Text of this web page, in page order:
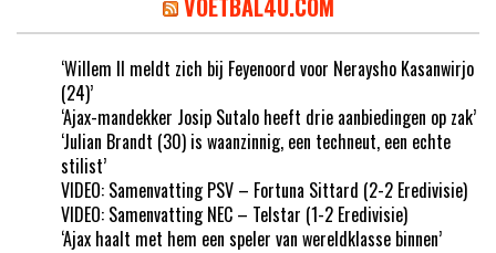
‘Willem II meldt zich bij Feyenoord voor Neraysho Kasanwirjo
(24)’
‘Ajax-mandekker Josip Sutalo heeft drie aanbiedingen op zak’
‘Julian Brandt (30) is waanzinnig, een techneut, een echte
stilist’
VIDEO: Samenvatting PSV – Fortuna Sittard (2-2 Eredivisie)
VIDEO: Samenvatting NEC – Telstar (1-2 Eredivisie)
‘Ajax haalt met hem een speler van wereldklasse binnen’